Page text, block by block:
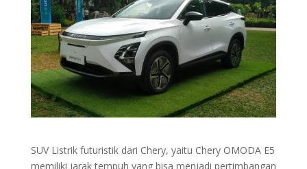
SUV Listrik futuristik dari Chery, yaitu Chery OMODA E5
memiliki jarak tempuh yang bisa menjadi pertimbangan